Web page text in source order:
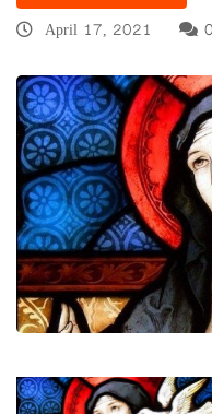
April 17, 2021
0